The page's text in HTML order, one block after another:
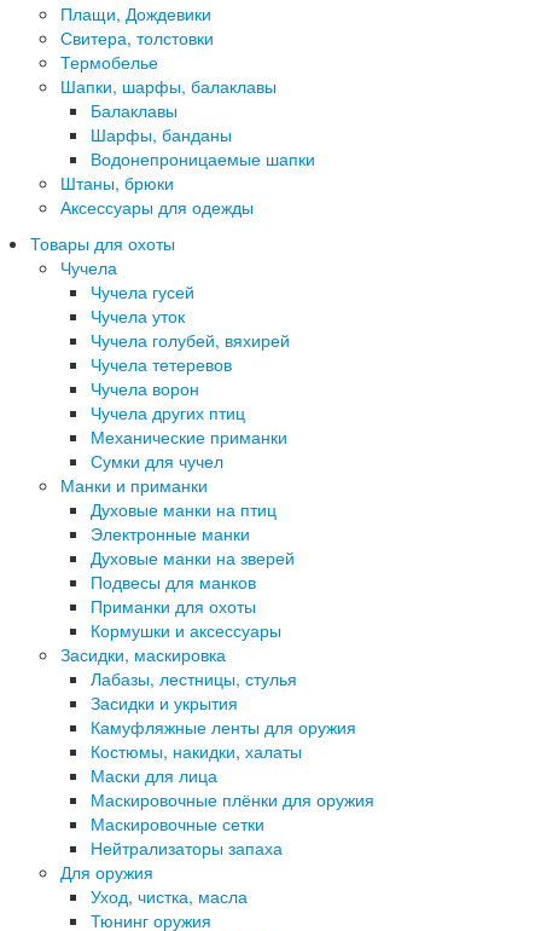
Плащи, Дождевики
Свитера, толстовки
Термобелье
Шапки, шарфы, балаклавы
Балаклавы
Шарфы, банданы
Водонепроницаемые шапки
Штаны, брюки
Аксессуары для одежды
Товары для охоты
Чучела
Чучела гусей
Чучела уток
Чучела голубей, вяхирей
Чучела тетеревов
Чучела ворон
Чучела других птиц
Механические приманки
Сумки для чучел
Манки и приманки
Духовые манки на птиц
Электронные манки
Духовые манки на зверей
Подвесы для манков
Приманки для охоты
Кормушки и аксессуары
Засидки, маскировка
Лабазы, лестницы, стулья
Засидки и укрытия
Камуфляжные ленты для оружия
Костюмы, накидки, халаты
Маски для лица
Маскировочные плёнки для оружия
Маскировочные сетки
Нейтрализаторы запаха
Для оружия
Уход, чистка, масла
Тюнинг оружия